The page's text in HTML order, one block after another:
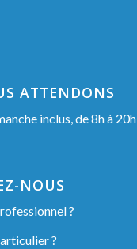
ATTENDONS
inclus, de 8h à 20h
NOUS
?
?